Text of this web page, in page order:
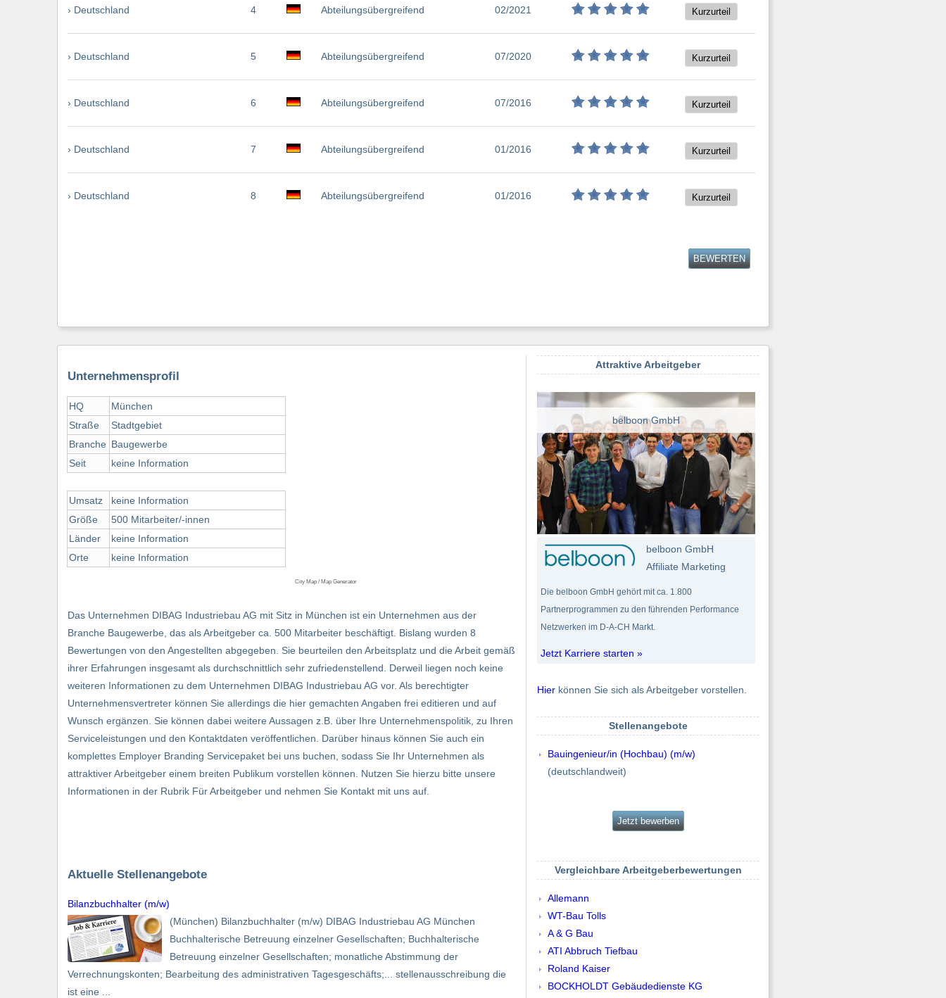
› Deutschland 4 Abteilungsübergreifend 02/2021 Kurzurteil
› Deutschland 5 Abteilungsübergreifend 07/2020 Kurzurteil
› Deutschland 6 Abteilungsübergreifend 07/2016 Kurzurteil
› Deutschland 7 Abteilungsübergreifend 01/2016 Kurzurteil
› Deutschland 8 Abteilungsübergreifend 01/2016 Kurzurteil
BEWERTEN
Unternehmensprofil
HQ
Straße
Branche
Seit
Umsatz
Größe
Länder
Orte
München
Stadtgebiet
Baugewerbe
keine Information
keine Information
500 Mitarbeiter/-innen
keine Information
keine Information
City Map / Map Generator
Das Unternehmen DIBAG Industriebau AG mit Sitz in München ist ein Unternehmen aus der
Branche Baugewerbe, das als Arbeitgeber ca. 500 Mitarbeiter beschäftigt. Bislang wurden 8
Bewertungen von den Angestellten abgegeben. Sie beurteilen den Arbeitsplatz und die Arbeit gemäß
ihrer Erfahrungen insgesamt als durchschnittlich sehr zufriedenstellend. Derweil liegen noch keine
weiteren Informationen zu dem Unternehmen DIBAG Industriebau AG vor. Als berechtigter
Unternehmensvertreter können Sie allerdings die hier gemachten Angaben frei editieren und auf
Wunsch ergänzen. Sie können dabei weitere Aussagen z.B. über Ihre Unternehmenspolitik, zu Ihren
Serviceleistungen und den Kontaktdaten veröffentlichen. Darüber hinaus können Sie auch ein
komplettes Employer Branding Servicepaket bei uns buchen, sodass Sie Ihr Unternehmen als
attraktiver Arbeitgeber einem breiten Publikum vorstellen können. Nutzen Sie hierzu bitte unsere
Informationen in der Rubrik Für Arbeitgeber und nehmen Sie Kontakt mit uns auf.
Aktuelle Stellenangebote
Bilanzbuchhalter (m/w)
(München) Bilanzbuchhalter (m/w) DIBAG Industriebau AG München
Buchhalterische Betreuung einzelner Gesellschaften; Buchhalterische
Betreuung einzelner Gesellschaften; monatliche Abstimmung der
Verrechnungskonten; Bearbeitung des administrativen Tagesgeschäfts;... stellenausschreibung die
ist eine ...
Attraktive Arbeitgeber
belboon GmbH
belboon GmbH
Affiliate Marketing
Die belboon GmbH gehört mit ca. 1.800
Partnerprogrammen zu den führenden Performance
Netzwerken im D-A-CH Markt.
Jetzt Karriere starten »
Hier können Sie sich als Arbeitgeber vorstellen.
Stellenangebote
Bauingenieur/in (Hochbau) (m/w)
(deutschlandweit)
Jetzt bewerben
Vergleichbare Arbeitgeberbewertungen
Allemann
WT-Bau Tolls
A & G Bau
ATI Abbruch Tiefbau
Roland Kaiser
BOCKHOLDT Gebäudedienste KG